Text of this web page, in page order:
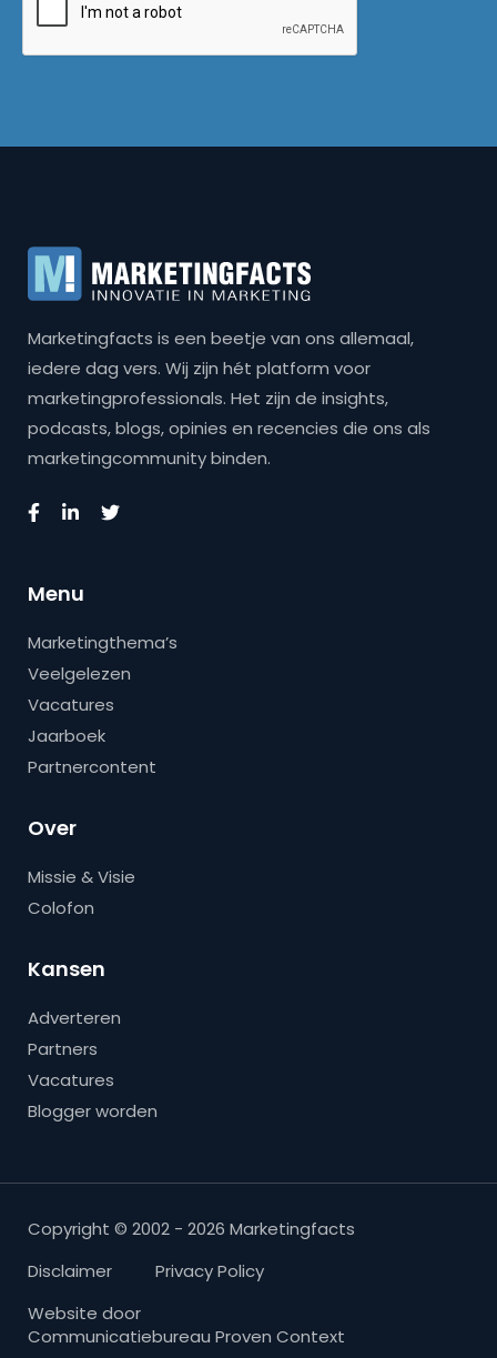
Marketingfacts is een beetje van ons allemaal,
iedere dag vers. Wij zijn hét platform voor
marketingprofessionals. Het zijn de insights,
podcasts, blogs, opinies en recencies die ons als
marketingcommunity binden.
Menu
Marketingthema’s
Veelgelezen
Vacatures
Jaarboek
Partnercontent
Over
Missie & Visie
Colofon
Kansen
Adverteren
Partners
Vacatures
Blogger worden
Copyright © 2002 - 2026 Marketingfacts
Disclaimer
Privacy Policy
Website door
Communicatiebureau Proven Context